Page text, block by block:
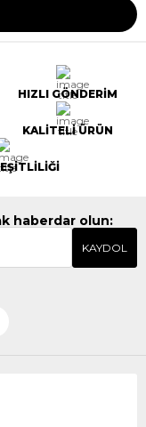
HIZLI GÖNDERİM
KALİTELİ ÜRÜN
haberdar olun:
KAYDOL